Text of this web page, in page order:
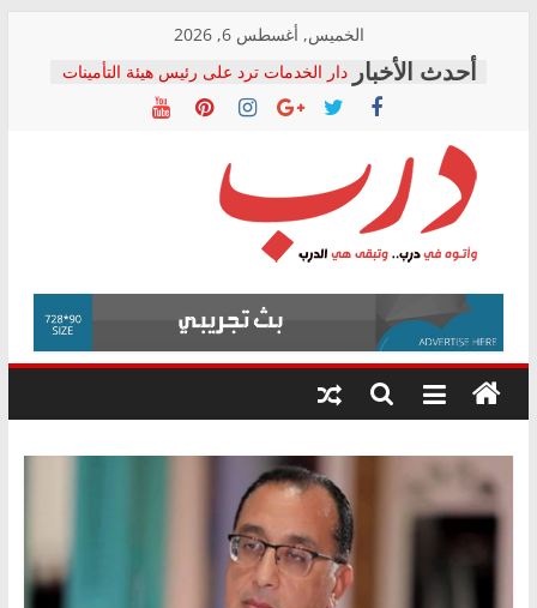
content
الخميس, أغسطس 6, 2026
دار الخدمات ترد على رئيس هيئة التأمينات
بعد مؤتمره الصحفي: إنكار الأزمة لا ينهي
معاناة أصحاب المعاشات.. ونطالب بكشف
فرحات سليمان يكتب: القطاع الصحي إلى
أين؟
حزب التحالف الشعبي يطلق لجنة “الحق
في الصحة” بالإسكندرية لرصد الانتهاكات
ودعم المرضى
الوزاري لمدينة الصحفيين.. وانتهاء أعمال
إنشاء المبنى الإداري
المجلس القومي لحقوق الإنسان يعلن
متابعة قضية الدكتور محمد زهران.. ويؤكد:
قرينة البراءة وضمانات المحاكمة العادلة
درب
وأتوه
درب..
وتبقى
هي